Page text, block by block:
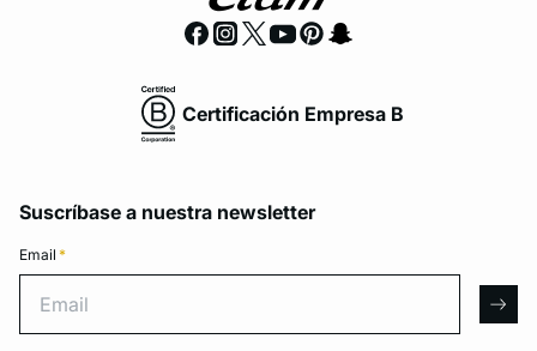
Certificación Empresa B
Suscríbase a nuestra newsletter
Email *